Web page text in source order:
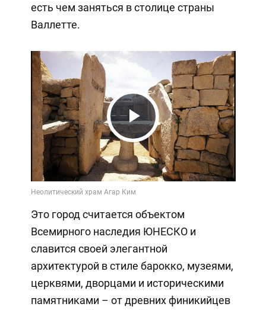
есть чем заняться в столице страны
Валлетте.
Play
Video
Это город считается объектом
Всемирного наследия ЮНЕСКО и
славится своей элегантной
архитектурой в стиле барокко, музеями,
церквями, дворцами и историческими
памятниками – от древних финикийцев